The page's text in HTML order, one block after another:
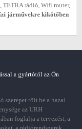
TETRA rádió, Wifi router,
járművekre kikötőben
a gyártótól az Ön
szerepet tölt be a hazai
az URH
foglalja a tervezést, a